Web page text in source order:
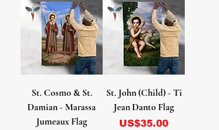
St. Cosmo & St.
Damian - Marassa
Jumeaux Flag
St. John (Child) - Ti
Jean Danto Flag
Precio
US$35.00